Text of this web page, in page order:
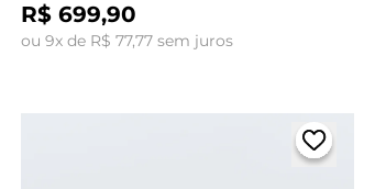
R$ 699,90
ou 9x de R$ 77,77 sem juros